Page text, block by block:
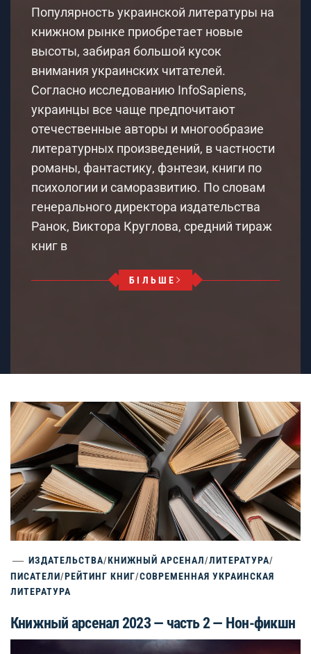
Популярность украинской литературы на
книжном рынке приобретает новые
высоты, забирая большой кусок
внимания украинских читателей.
Согласно исследованию InfoSapiens,
украинцы все чаще предпочитают
отечественные авторы и многообразие
литературных произведений, в частности
романы, фантастику, фэнтези, книги по
психологии и саморазвитию. По словам
генерального директора издательства
Ранок, Виктора Круглова, средний тираж
книг в
БІЛЬШЕ
ИЗДАТЕЛЬСТВА/КНИЖНЫЙ АРСЕНАЛ/ЛИТЕРАТУРА/
ПИСАТЕЛИ/РЕЙТИНГ КНИГ/СОВРЕМЕННАЯ УКРАИНСКАЯ
ЛИТЕРАТУРА
Книжный арсенал 2023 — часть 2 — Нон-фикшн